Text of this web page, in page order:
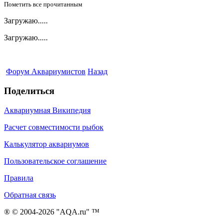
Пометить все прочитанным
Загружаю.....
Загружаю.....
Форум Аквариумистов Назад
Поделиться
Аквариумная Википедия
Расчет совместимости рыбок
Калькулятор аквариумов
Пользовательское соглашение
Правила
Обратная связь
® © 2004-2026 "AQA.ru" ™